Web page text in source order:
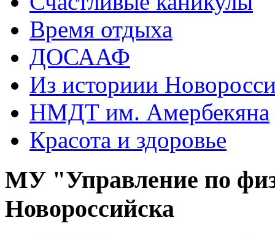
Время отдыха
ДОСААФ
Из историии
НМДТ им. Амербекяна
Красота и здоровье
МУ "Управление по
Новороссийска